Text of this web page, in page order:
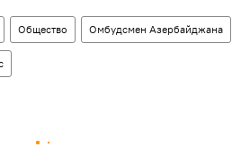
Общество Омбудсмен Азербайджана